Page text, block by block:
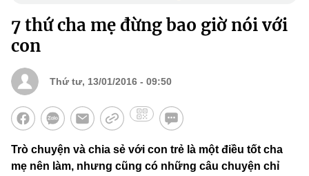
7 thứ cha mẹ đừng bao giờ nói với
con
Thứ tư, 13/01/2016 - 09:50
Trò chuyện và chia sẻ với con trẻ là một điều tốt cha
mẹ nên làm, nhưng cũng có những câu chuyện chỉ